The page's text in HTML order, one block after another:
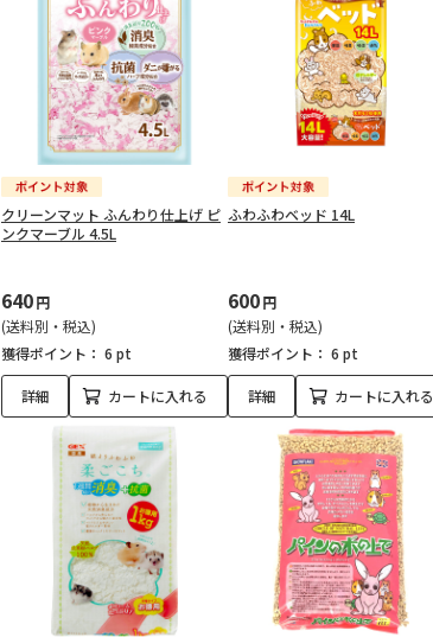
クリーンマット ふんわり仕上げ ピ
ンクマーブル 4.5L
640円
(送料別・税込)
獲得ポイント： 6 pt
詳細 カートに入れる
ふわふわベッド 14L
600円
(送料別・税込)
獲得ポイント： 6 pt
詳細 カートに入れる